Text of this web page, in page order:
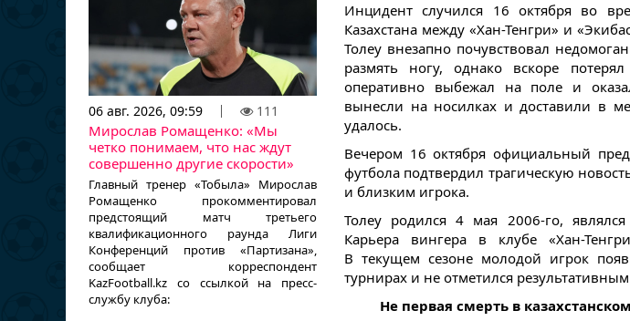
06 авг. 2026, 09:59 111
Мирослав Ромащенко: «Мы
четко понимаем, что нас ждут
совершенно другие скорости»
Главный тренер «Тобыла» Мирослав
Ромащенко прокомментировал
предстоящий матч третьего
квалификационного раунда Лиги
Конференций против «Партизана»,
сообщает корреспондент
KazFootball.kz со ссылкой на пресс-
службу клуба:
Инцидент случился 16 октября во
Казахстана между «Хан-Тенгри» и
Толеу внезапно почувствовал
размять ногу, однако вскоре
оперативно выбежал на поле и
вынесли на носилках и доставили в
удалось.
Вечером 16 октября официальный
футбола подтвердил трагическую
и близким игрока.
Толеу родился 4 мая 2006-го,
Карьера вингера в клубе «Хан-
В текущем сезоне молодой игрок
турнирах и не отметился
Не первая смерть в